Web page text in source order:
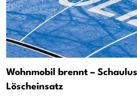
Wohnmobil brennt –
Löscheinsatz